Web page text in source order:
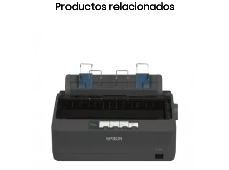
Productos relacionados